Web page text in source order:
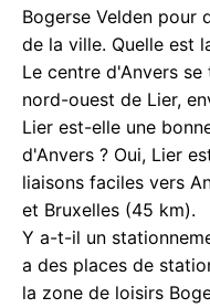
Bogerse Velden pour
de la ville. Quelle est
Le centre d'Anvers
nord-ouest de Lier,
Lier est-elle une
d'Anvers ? Oui, Lier
liaisons faciles vers
et Bruxelles (45 km).
Y a-t-il un
a des places de
la zone de loisirs